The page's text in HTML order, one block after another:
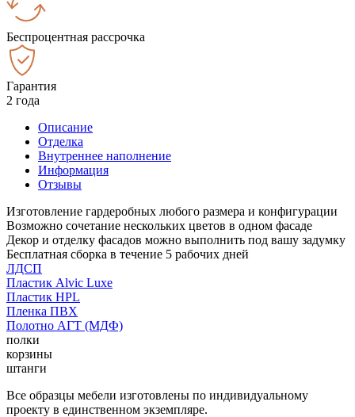
Беспроцентная рассрочка
Гарантия
2 года
Описание
Отделка
Внутреннее наполнение
Информация
Отзывы
Изготовление гардеробных любого размера и конфигурации
Возможно сочетание нескольких цветов в одном фасаде
Декор и отделку фасадов можно выполнить под вашу задумку
Бесплатная сборка в течение 5 рабочих дней
ЛДСП
Пластик Alvic Luxe
Пластик HPL
Пленка ПВХ
Полотно АГТ (МДФ)
полки
корзины
штанги
Все образцы мебели изготовлены по индивидуальному
проекту в единственном экземпляре.